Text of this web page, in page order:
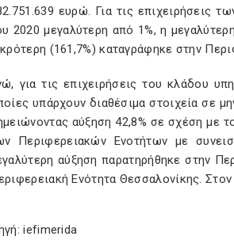
ευρώ. Για τις επιχειρήσεις
2020 μεγαλύτερη από 1%, η
(161,7%) καταγράφηκε στην
για τις επιχειρήσεις του κλάδου
υπάρχουν διαθέσιμα στοιχεία σε
αύξηση 42,8% σε σχέση με
Περιφερειακών Ενοτήτων με
αύξηση παρατηρήθηκε στην
Ενότητα Θεσσαλονίκης.
iefimerida